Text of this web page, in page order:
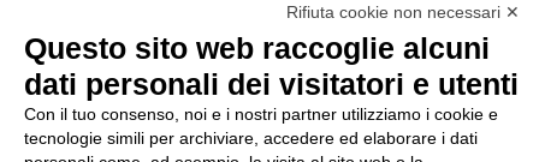
del Codice di Condotta, è
possibile presentare un
reclamo
all’Organismo di
Monitoraggio utilizzando
una delle modalità
descritte al seguente
Rifiuta cookie non necessari ✕
Questo sito web raccoglie alcuni
dati personali dei visitatori e utenti
Con il tuo consenso, noi e i nostri partner utilizziamo i cookie e
tecnologie simili per archiviare, accedere ed elaborare i dati